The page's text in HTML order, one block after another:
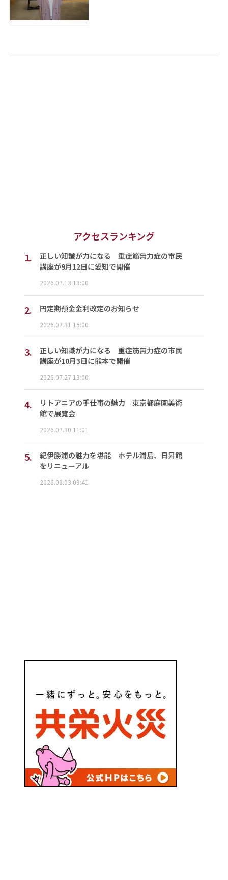
アクセスランキング
1.
正しい知識が力になる 重症筋無力症の市民
講座が9月12日に愛知で開催
2026.07.13 13:00
2. 円定期預金金利改定のお知らせ
2026.07.31 15:00
3.
正しい知識が力になる 重症筋無力症の市民
講座が10月3日に熊本で開催
2026.07.27 13:00
4.
リトアニアの手仕事の魅力 東京都庭園美術
館で展覧会
2026.07.30 11:01
5.
紀伊勝浦の魅力を堪能 ホテル浦島、日昇館
をリニューアル
2026.08.03 09:41